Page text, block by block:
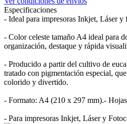
Especificaciones
- Ideal para impresoras Inkjet, Láser y
- Color celeste tamaño A4 ideal para
organización, destaque y rápida
- Producido a partir del cultivo de
tratado con pigmentación especial,
colorido y divertido.
- Formato: A4 (210 x 297 mm).-
- Para impresoras Inkjet, Láser y